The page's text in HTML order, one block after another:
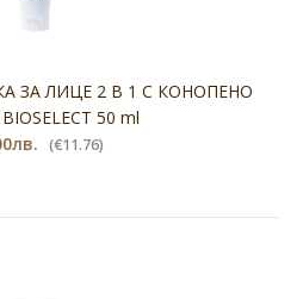
ЗА ЛИЦЕ 2 В 1 С КОНОПEНО
50 ml
(€11.76)